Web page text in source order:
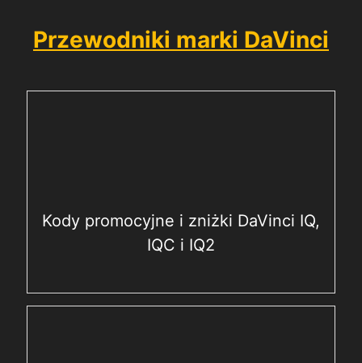
Przewodniki marki DaVinci
Kody promocyjne i zniżki DaVinci IQ,
IQC i IQ2